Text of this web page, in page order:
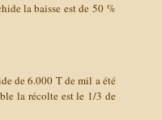
la baisse est de 50 %
de 6.000 T de mil a été
la récolte est le 1/3 de